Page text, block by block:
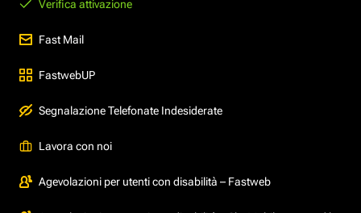
Verifica attivazione
Fast Mail
FastwebUP
Segnalazione Telefonate Indesiderate
Lavora con noi
Agevolazioni per utenti con disabilità – Fastweb